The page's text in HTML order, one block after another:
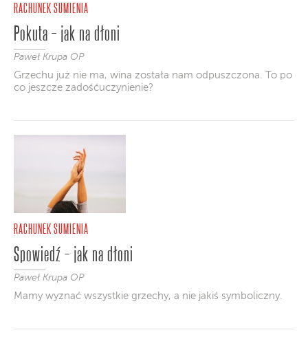
RACHUNEK SUMIENIA
Pokuta – jak na dłoni
Paweł Krupa OP
Grzechu już nie ma, wina została nam odpuszczona. To po
co jeszcze zadośćuczynienie?
RACHUNEK SUMIENIA
Spowiedź – jak na dłoni
Paweł Krupa OP
Mamy wyznać wszystkie grzechy, a nie jakiś symboliczny.